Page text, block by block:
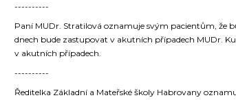
----------
Paní MUDr. Stratilová oznamuje svým pacientům, že
dnech bude zastupovat v akutních případech MUDr.
v akutních případech.
----------
Ředitelka Základní a Mateřské školy Habrovany